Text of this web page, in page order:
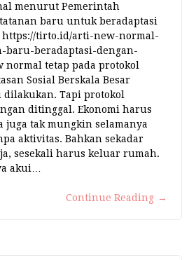
menurut Pemerintah
baru untuk beradaptasi
https://tirto.id/arti-new-normal-
baru-beradaptasi-dengan-
normal tetap pada protokol
Sosial Berskala Besar
dilakukan. Tapi protokol
ditinggal. Ekonomi harus
juga tak mungkin selamanya
aktivitas. Bahkan sekadar
sesekali harus keluar rumah.
akui…
Continue Reading →